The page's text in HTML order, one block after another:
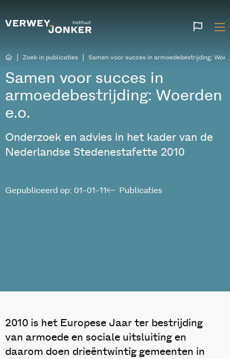
Zoek in publicaties Samen voor succes in armoedebestrijding:
Samen voor succes in
armoedebestrijding: Woerden
e.o.
Onderzoek en advies in het kader van de
Nederlandse Stedenestafette 2010
Publicaties
Gepubliceerd op: 01-01-11
2010 is het Europese Jaar ter bestrijding
van armoede en sociale uitsluiting en
daarom doen drieëntwintig gemeenten in